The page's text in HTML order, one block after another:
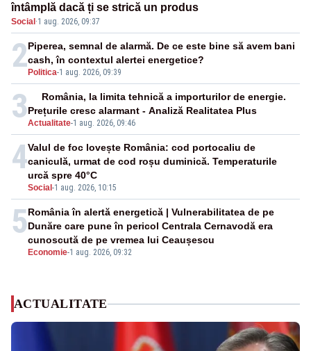
întâmplă dacă ți se strică un produs
Social ·1 aug. 2026, 09:37
2 Politica-1 aug. 2026, 09:39
Piperea, semnal de alarmă. De ce este bine să avem bani
cash, în contextul alertei energetice?
3Actualitate-1 aug. 2026, 09:46
România, la limita tehnică a importurilor de energie.
Prețurile cresc alarmant - Analiză Realitatea Plus
4
Social -1 aug. 2026, 10:15
Valul de foc lovește România: cod portocaliu de
caniculă, urmat de cod roșu duminică. Temperaturile
urcă spre 40°C
5
Economie-1 aug. 2026, 09:32
România în alertă energetică | Vulnerabilitatea de pe
Dunăre care pune în pericol Centrala Cernavodă era
cunoscută de pe vremea lui Ceaușescu
ACTUALITATE